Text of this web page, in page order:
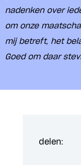
nadenken over
om onze
mij betreft, het
Goed om daar
delen: